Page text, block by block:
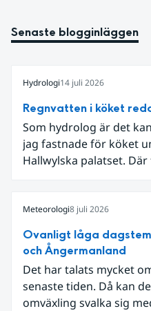
Senaste blogginläggen
Hydrologi14 juli 2026
Regnvatten i köket
Som hydrolog är det
jag fastnade för köket
Hallwylska palatset.
Meteorologi8 juli 2026
Ovanligt låga
och Ångermanland
Det har talats mycket
senaste tiden. Då kan
omväxling svalka sig